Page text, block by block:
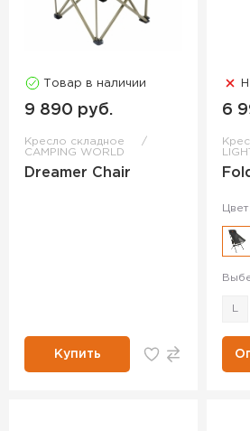
Товар в наличии
9 890 руб.
Кресло складное
CAMPING WORLD
Dreamer Chair
Купить
6